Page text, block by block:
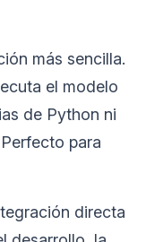
más sencilla.
el modelo
de Python ni
para
directa